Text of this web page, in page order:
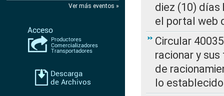
Ver más eventos »
diez (10) días
el portal web
Circular
racionar y
de
lo